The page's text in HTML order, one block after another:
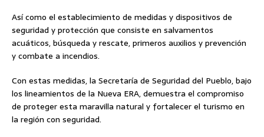
Así como el establecimiento de medidas y dispositivos de
seguridad y protección que consiste en salvamentos
acuáticos, búsqueda y rescate, primeros auxilios y prevención
y combate a incendios.
Con estas medidas, la Secretaría de Seguridad del Pueblo, bajo
los lineamientos de la Nueva ERA, demuestra el compromiso
de proteger esta maravilla natural y fortalecer el turismo en
la región con seguridad.